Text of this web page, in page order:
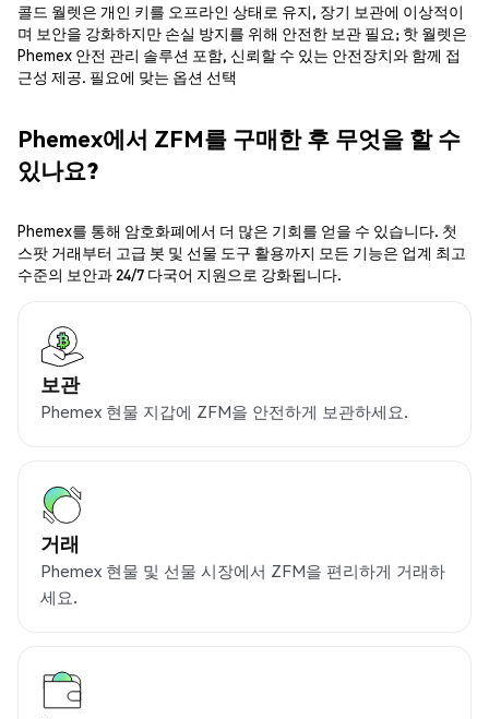
콜드 월렛은 개인 키를 오프라인 상태로 유지, 장기 보관에 이상적이
며 보안을 강화하지만 손실 방지를 위해 안전한 보관 필요; 핫 월렛은
Phemex 안전 관리 솔루션 포함, 신뢰할 수 있는 안전장치와 함께 접
근성 제공. 필요에 맞는 옵션 선택
Phemex에서 ZFM를 구매한 후 무엇을 할 수
있나요?
Phemex를 통해 암호화폐에서 더 많은 기회를 얻을 수 있습니다. 첫
스팟 거래부터 고급 봇 및 선물 도구 활용까지 모든 기능은 업계 최고
수준의 보안과 24/7 다국어 지원으로 강화됩니다.
보관
Phemex 현물 지갑에 ZFM을 안전하게 보관하세요.
거래
Phemex 현물 및 선물 시장에서 ZFM을 편리하게 거래하
세요.